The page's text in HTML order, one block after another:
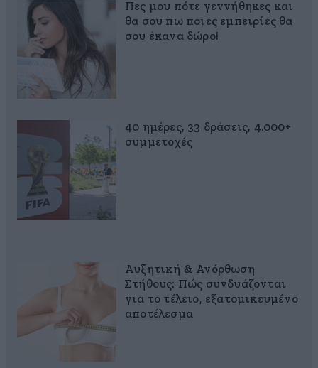
Πες μου πότε γεννήθηκες και
θα σου πω ποιες εμπειρίες θα
σου έκανα δώρο!
40 ημέρες, 33 δράσεις, 4.000+
συμμετοχές
Αυξητική & Ανόρθωση
Στήθους: Πώς συνδυάζονται
για το τέλειο, εξατομικευμένο
αποτέλεσμα